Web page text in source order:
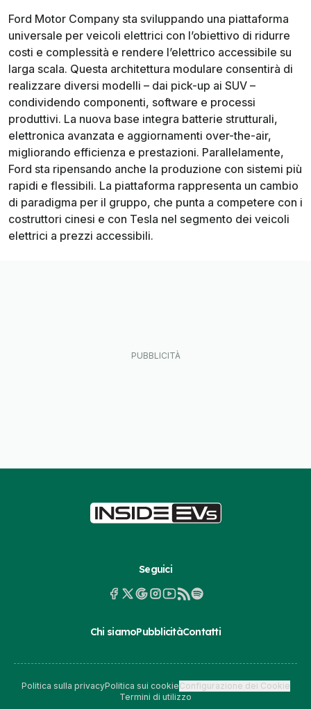
Ford Motor Company sta sviluppando una piattaforma
universale per veicoli elettrici con l’obiettivo di ridurre
costi e complessità e rendere l’elettrico accessibile su
larga scala. Questa architettura modulare consentirà di
realizzare diversi modelli – dai pick-up ai SUV –
condividendo componenti, software e processi
produttivi. La nuova base integra batterie strutturali,
elettronica avanzata e aggiornamenti over-the-air,
migliorando efficienza e prestazioni. Parallelamente,
Ford sta ripensando anche la produzione con sistemi più
rapidi e flessibili. La piattaforma rappresenta un cambio
di paradigma per il gruppo, che punta a competere con i
costruttori cinesi e con Tesla nel segmento dei veicoli
elettrici a prezzi accessibili.
Seguici
Chi siamoPubblicitàContatti
Politica sulla privacyPolitica sui cookieConfigurazione dei Cookie
Termini di utilizzo